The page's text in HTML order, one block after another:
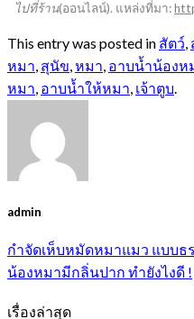
ไปที่ร้าน(ออนไลน์). แหล่งที่มา:
This entry was posted in สัตว์,
หมา, สุนัข,หมา, อาบน้ำน้องห
หมา, อาบน้ำให้หมา, เจ้าตูบ.
admin
กำจัดเห็บหมัดหมาแมว แบบธ
น้องหมามีกลิ่นปาก ทำยังไงดี !
เรื่องล่าสุด